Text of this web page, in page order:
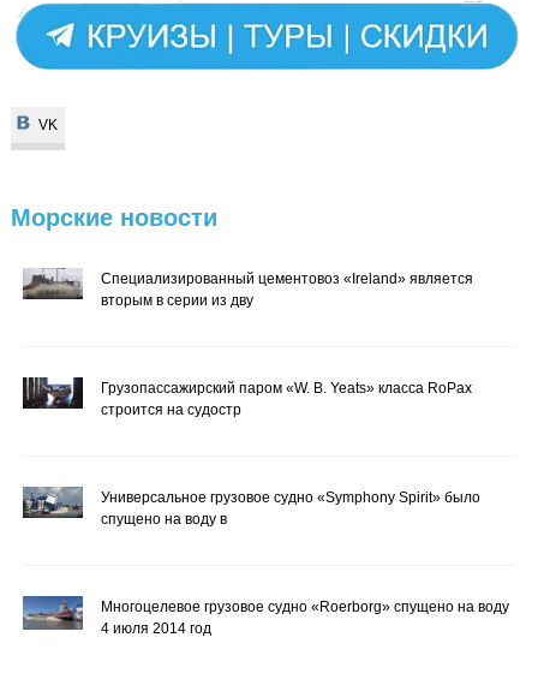
VK
VK
Морские новости
Специализированный цементовоз «Ireland» является
вторым в серии из дву
Грузопассажирский паром «W. B. Yeats» класса RoPax
строится на судостр
Универсальное грузовое судно «Symphony Spirit» было
спущено на воду в
Многоцелевое грузовое судно «Roerborg» спущено на воду
4 июля 2014 год